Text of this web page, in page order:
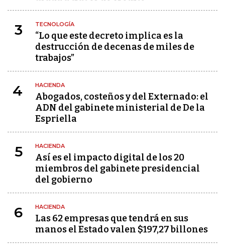
3 TECNOLOGÍA
“Lo que este decreto implica es la
destrucción de decenas de miles de
trabajos”
4 HACIENDA
Abogados, costeños y del Externado: el
ADN del gabinete ministerial de De la
Espriella
5 HACIENDA
Así es el impacto digital de los 20
miembros del gabinete presidencial
del gobierno
6 HACIENDA
Las 62 empresas que tendrá en sus
manos el Estado valen $197,27 billones